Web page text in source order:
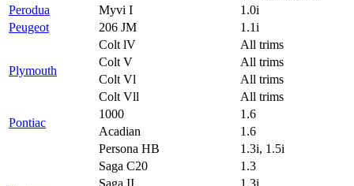
Perodua
Myvi I
1.0i
Peugeot
206 JM 1.1i
Plymouth
Colt lV
All trims
Colt V
All trims
Colt Vl
All trims
Colt Vll
All trims
Pontiac
1000
1.6
Acadian
1.6
Persona HB
1.3i, 1.5i
Saga C20
1.3
Saga II
1.3i